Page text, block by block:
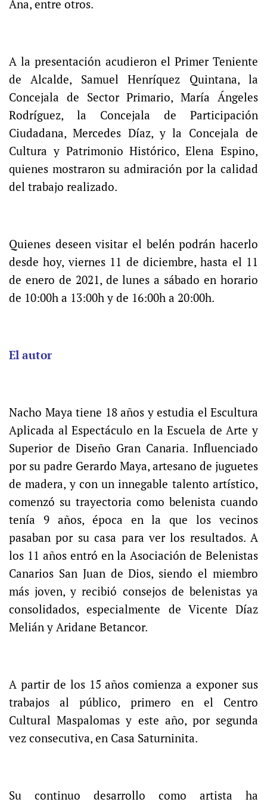
Ana, entre otros.
A la presentación acudieron el Primer Teniente
de Alcalde, Samuel Henríquez Quintana, la
Concejala de Sector Primario, María Ángeles
Rodríguez, la Concejala de Participación
Ciudadana, Mercedes Díaz, y la Concejala de
Cultura y Patrimonio Histórico, Elena Espino,
quienes mostraron su admiración por la calidad
del trabajo realizado.
Quienes deseen visitar el belén podrán hacerlo
desde hoy, viernes 11 de diciembre, hasta el 11
de enero de 2021, de lunes a sábado en horario
de 10:00h a 13:00h y de 16:00h a 20:00h.
El autor
Nacho Maya tiene 18 años y estudia el Escultura
Aplicada al Espectáculo en la Escuela de Arte y
Superior de Diseño Gran Canaria. Influenciado
por su padre Gerardo Maya, artesano de juguetes
de madera, y con un innegable talento artístico,
comenzó su trayectoria como belenista cuando
tenía 9 años, época en la que los vecinos
pasaban por su casa para ver los resultados. A
los 11 años entró en la Asociación de Belenistas
Canarios San Juan de Dios, siendo el miembro
más joven, y recibió consejos de belenistas ya
consolidados, especialmente de Vicente Díaz
Melián y Aridane Betancor.
A partir de los 15 años comienza a exponer sus
trabajos al público, primero en el Centro
Cultural Maspalomas y este año, por segunda
vez consecutiva, en Casa Saturninita.
Su continuo desarrollo como artista ha